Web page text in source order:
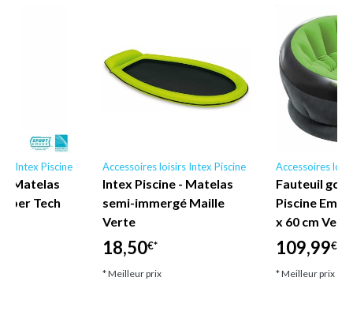
Intex Piscine
- Matelas
Tech
Accessoires loisirs Intex Piscine
Intex Piscine - Matelas
semi-immergé Maille
Verte
18,50€*
* Meilleur prix
Accessoires
Fauteuil
Piscine
x 60 cm Vert
109,99€*
* Meilleur prix